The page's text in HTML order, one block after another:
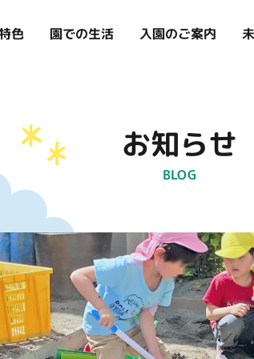
色 園での生活 入園のご案内
お知らせ
BLOG